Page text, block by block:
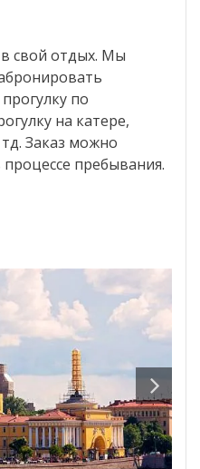
свой отдых. Мы
по
на катере,
Заказ можно
пребывания.